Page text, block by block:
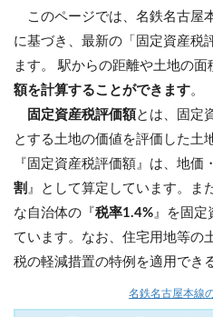
このページでは、名鉄名古屋
に基づき、最新の「固定資産税
ます。 駅からの距離や土地の面
額を計算することができます。
固定資産税評価額とは、固定
とする土地の価値を評価した土
『固定資産税評価額』は、地価
割 』として算定しています。ま
な自治体の『税率1.4% 』を固
ています。なお、住宅用地等の
税の軽減措置の特例を適用でき
名鉄名古屋本線